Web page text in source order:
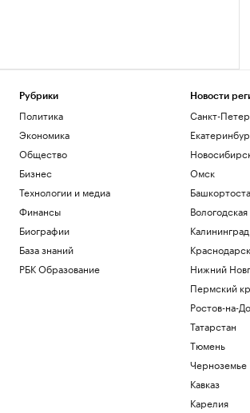
Рубрики
Политика
Экономика
Общество
Бизнес
Технологии и медиа
Финансы
Биографии
База знаний
РБК Образование
Новости
Санкт-
Омск
Калининград
Нижний
Пермский
Ростов-на-
Татарстан
Тюмень
Черноземье
Кавказ
Карелия